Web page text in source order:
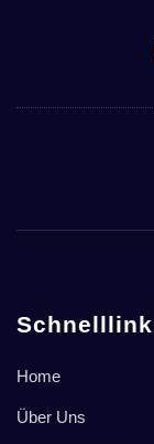
Schnelllink
Home
Über Uns